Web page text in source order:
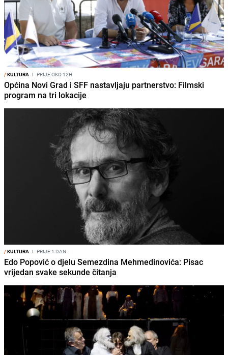
/KULTURA I PRIJE OKO 12H
Općina Novi Grad i SFF nastavljaju partnerstvo: Filmski
program na tri lokacije
/KULTURA I PRIJE 1 DAN
Edo Popović o djelu Semezdina Mehmedinovića: Pisac
vrijedan svake sekunde čitanja